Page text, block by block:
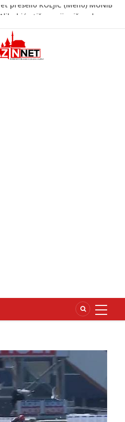
otišao prije više od
je, ali ne odustajemo"
gdje su nedavno poginula
mladića danas poginuo